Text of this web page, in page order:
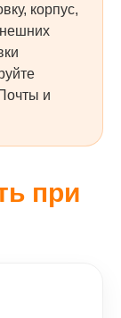
корпус,
и
при